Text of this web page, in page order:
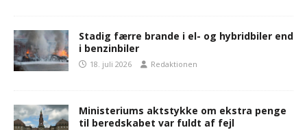
Stadig færre brande i el- og hybridbiler end
i benzinbiler
18. juli 2026 Redaktionen
Ministeriums aktstykke om ekstra penge
til beredskabet var fuldt af fejl